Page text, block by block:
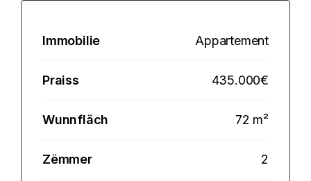
Immobilie Appartement
Praiss 435.000€
Wunnfläch 72 m²
Zëmmer 2